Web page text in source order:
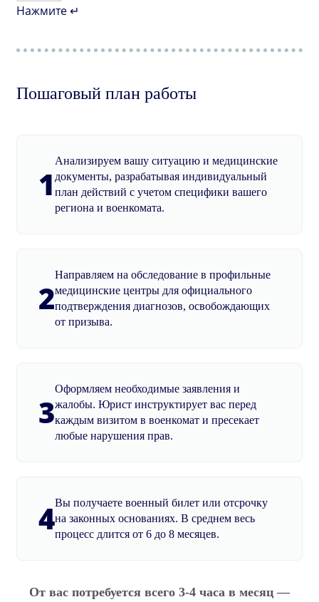
Нажмите ↵
Пошаговый план работы
1
Анализируем вашу ситуацию и медицинские
документы, разрабатывая индивидуальный
план действий с учетом специфики вашего
региона и военкомата.
2
Направляем на обследование в профильные
медицинские центры для официального
подтверждения диагнозов, освобождающих
от призыва.
3
Оформляем необходимые заявления и
жалобы. Юрист инструктирует вас перед
каждым визитом в военкомат и пресекает
любые нарушения прав.
4Вы получаете военный билет или отсрочку
на законных основаниях. В среднем весь
процесс длится от 6 до 8 месяцев.
От вас потребуется всего 3-4 часа в месяц —